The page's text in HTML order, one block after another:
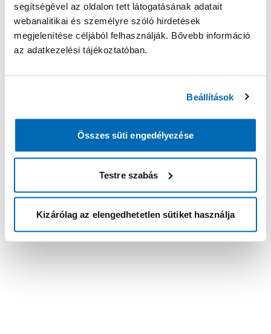
segítségével az oldalon tett látogatásának adatait
webanalitikai és személyre szóló hirdetések
megjelenítése céljából felhasználják. Bővebb információ
az adatkezelési tájékoztatóban.
Beállítások
Összes süti engedélyezése
Testre szabás
Kizárólag az elengedhetetlen sütiket használja